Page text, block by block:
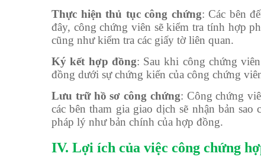
Thực hiện thủ tục công chứng: Các bên
đây, công chứng viên sẽ kiểm tra tính hợp
cũng như kiểm tra các giấy tờ liên quan.
Ký kết hợp đồng: Sau khi công chứng
đồng dưới sự chứng kiến của công chứng
Lưu trữ hồ sơ công chứng: Công chứng
các bên tham gia giao dịch sẽ nhận bản
pháp lý như bản chính của hợp đồng.
IV. Lợi ích của việc công chứng